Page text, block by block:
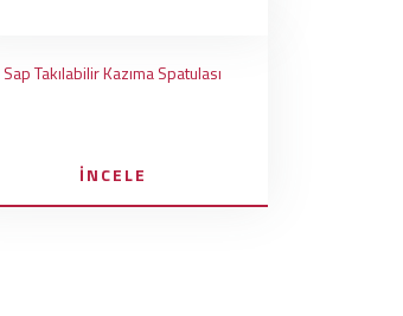
Sap Takılabilir Kazıma Spatulası
İNCELE